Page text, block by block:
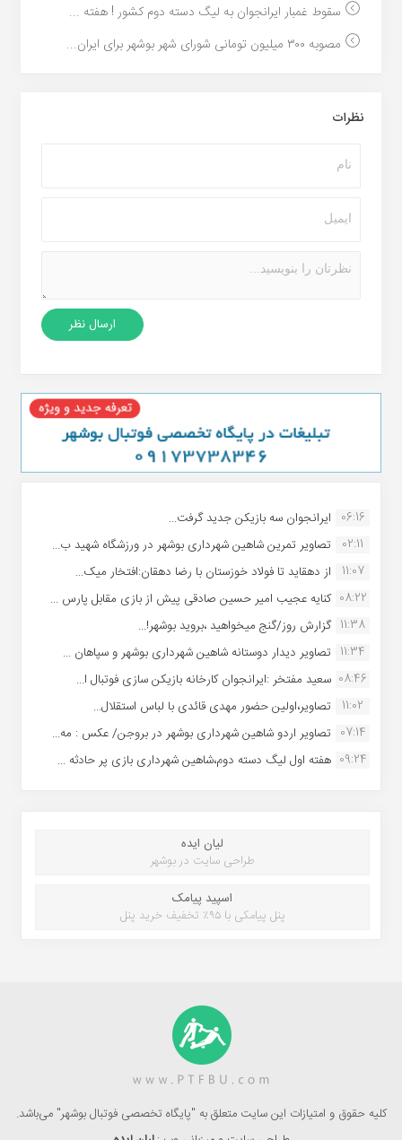
سقوط غمبار ایرانجوان به لیگ دسته دوم کشور ! هفته ...
مصوبه ۳۰۰ میلیون تومانی شورای شهر بوشهر برای ایران...
نظرات
06:16 ایرانجوان سه بازیکن جدید گرفت...
02:11
تصاویر تمرین شاهین شهردارى بوشهر در ورزشگاه شهید ب...
11:07
از دهقاید تا فولاد خوزستان با رضا دهقان:افتخار میک...
08:22 کنایه عجیب امیر حسین صادقی پیش از بازی مقابل پارس ...
11:38 گزارش روز/گنج میخواهید ،بروید بوشهر!...
11:34 تصاویر دیدار دوستانه شاهین شهردارى بوشهر و سپاهان ...
08:46 سعید مفتخر :ایرانجوان کارخانه بازیکن سازی فوتبال ا...
11:02
تصاویر،اولین حضور مهدی قائدی با لباس استقلال...
07:14 تصاویر اردو شاهین شهرداری بوشهر در بروجن/ عکس : مه...
09:24 هفته اول لیگ دسته دوم،شاهین شهرداری بازی پر حادثه ...
لیان ایده
طراحی سایت در بوشهر
اسپید پیامک
پنل پیامکی با ۹۵٪ تخفیف خرید پنل
کلیه حقوق و امتیازات این سایت متعلق به "پایگاه تخصصی فوتبال بوشهر" می‌باشد.